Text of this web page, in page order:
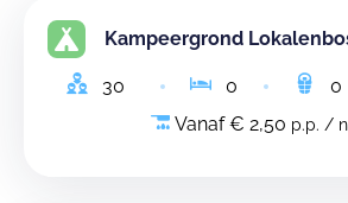
Kampeergrond
30 0 0
Vanaf € 2,50 p.p. /